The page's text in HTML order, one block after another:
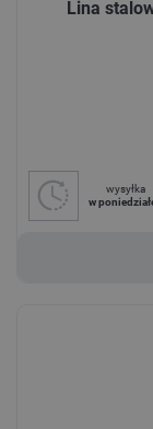
Lina
wysyłka
w